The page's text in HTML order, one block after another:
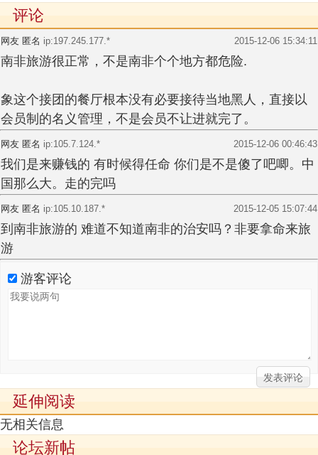
评论
网友 匿名 ip:197.245.177.* 2015-12-06 15:34:11
南非旅游很正常，不是南非个个地方都危险.
象这个接团的餐厅根本没有必要接待当地黑人，直接以
会员制的名义管理，不是会员不让进就完了。
网友 匿名 ip:105.7.124.* 2015-12-06 00:46:43
我们是来赚钱的 有时候得任命 你们是不是傻了吧唧。中
国那么大。走的完吗
网友 匿名 ip:105.10.187.* 2015-12-05 15:07:44
到南非旅游的 难道不知道南非的治安吗？非要拿命来旅
游
游客评论
延伸阅读
无相关信息
论坛新帖